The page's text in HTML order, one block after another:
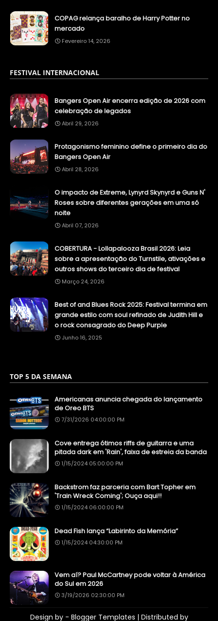
COPAG relança baralho de Harry Potter no
mercado
Fevereiro 14, 2026
FESTIVAL INTERNACIONAL
Bangers Open Air encerra edição de 2026 com
celebração de legados
Abril 29, 2026
Protagonismo feminino define o primeiro dia do
Bangers Open Air
Abril 28, 2026
O impacto de Extreme, Lynyrd Skynyrd e Guns N'
Roses sobre diferentes gerações em uma só
noite
Abril 07, 2026
COBERTURA - Lollapalooza Brasil 2026: Leia
sobre a apresentação do Turnstile, ativações e
outros shows do terceiro dia de festival
Março 24, 2026
Best of and Blues Rock 2025: Festival termina em
grande estilo com soul refinado de Judith Hill e
o rock consagrado do Deep Purple
Junho 16, 2025
TOP 5 DA SEMANA
Americanas anuncia chegada do lançamento
de Oreo BTS
7/31/2026 04:00:00 PM
Cove entrega ótimos riffs de guitarra e uma
pitada dark em 'Rain', faixa de estreia da banda
1/15/2024 05:00:00 PM
Backstrom faz parceria com Bart Topher em
'Train Wreck Coming'; Ouça aqui!!
1/15/2024 06:00:00 PM
Dead Fish lança “Labirinto da Memória”
1/15/2024 04:30:00 PM
Vem aí? Paul McCartney pode voltar à América
do Sul em 2026
3/19/2026 02:30:00 PM
Design by - Blogger Templates | Distributed by